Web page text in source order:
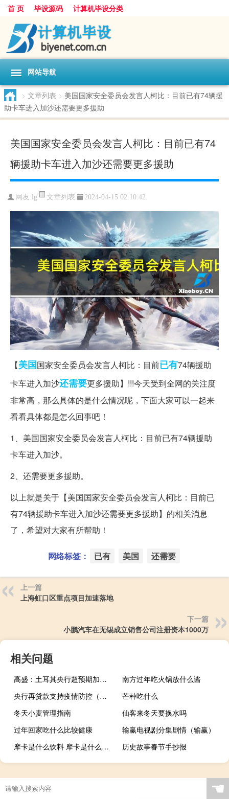
首 页 毕设源码 计算机毕设分类
网站导航
> 文章列表 > 美国国家安全委员会发言人柯比：目前已有74辆援
助卡车进入加沙还需要更多援助
美国国家安全委员会发言人柯比：目前已有74
辆援助卡车进入加沙还需要更多援助
网友: lg 文章列表 2024-04-15 02:10:42
【美国国家安全委员会发言人柯比：目前已有74辆援助
卡车进入加沙还需要更多援助】!!!今天受到全网的关注度
非常高，那么具体的是什么情况呢，下面大家可以一起来
看看具体都是怎么回事吧！
1、美国国家安全委员会发言人柯比：目前已有74辆援助
卡车进入加沙。
2、还需要更多援助。
以上就是关于【美国国家安全委员会发言人柯比：目前已
有74辆援助卡车进入加沙还需要更多援助】的相关消息
了，希望对大家有所帮助！
网络标签： 已有 美国 还需要
上一篇
上海虹口区重点项目加速落地
下一篇
小鹏汽车在无锡成立销售公司注册资本1000万
相关问题
高盛：土耳其央行超预期加息是将实际利率调高至正区间的“更有力一步”这会令土耳其里拉更具吸引力
南方过年吃火锅放什么酱
央行再贷款支持疫情防控（央行再贷款）
芒种吃什么
冬天小麦管理指南
仙客来冬天要换水吗
过年回家吃什么比较健康
输赢电视剧分集剧情（输赢）
摩卡是什么饮料 摩卡是什么意思
历史故事春节手抄报
☚